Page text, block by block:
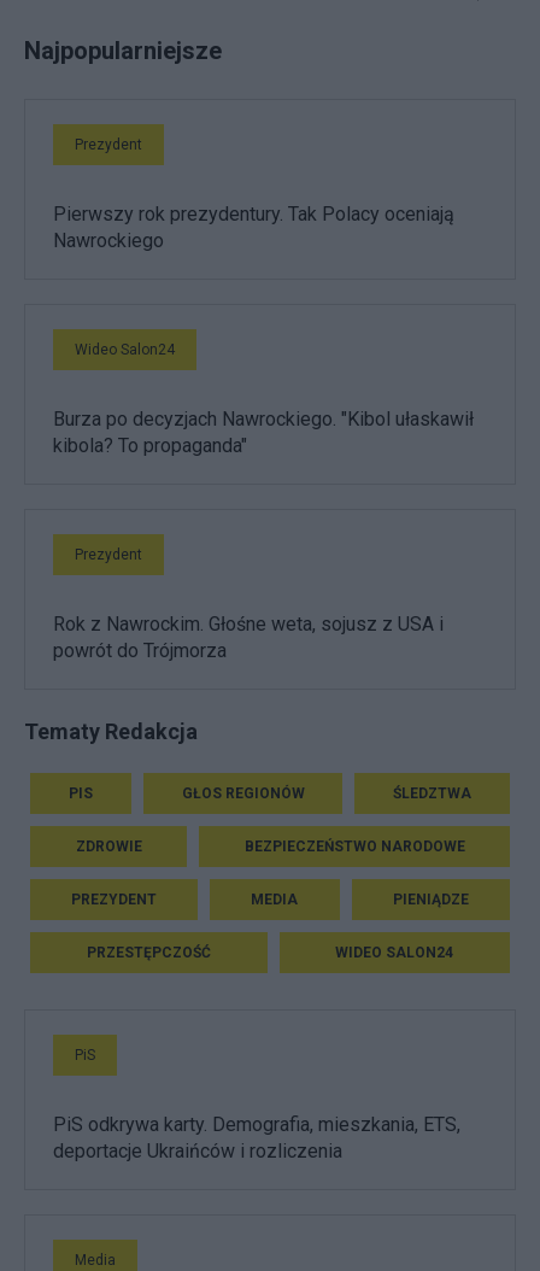
Najpopularniejsze
Prezydent
Pierwszy rok prezydentury. Tak Polacy oceniają
Nawrockiego
Wideo Salon24
Burza po decyzjach Nawrockiego. "Kibol ułaskawił
kibola? To propaganda"
Prezydent
Rok z Nawrockim. Głośne weta, sojusz z USA i
powrót do Trójmorza
Tematy Redakcja
PIS GŁOS REGIONÓW ŚLEDZTWA
ZDROWIE BEZPIECZEŃSTWO NARODOWE
PREZYDENT MEDIA PIENIĄDZE
PRZESTĘPCZOŚĆ WIDEO SALON24
PiS
PiS odkrywa karty. Demografia, mieszkania, ETS,
deportacje Ukraińców i rozliczenia
Media